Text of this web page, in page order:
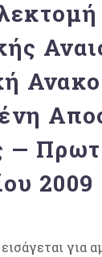
—
2009
για